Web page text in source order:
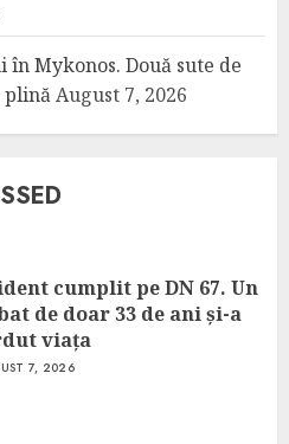
Mykonos. Două sute de
plinăAugust 7, 2026
cumplit pe DN 67. Un
de doar 33 de ani și-a
viața
7, 2026